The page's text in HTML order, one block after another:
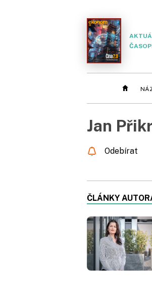
Jan
Odebírat
ČLÁNKY